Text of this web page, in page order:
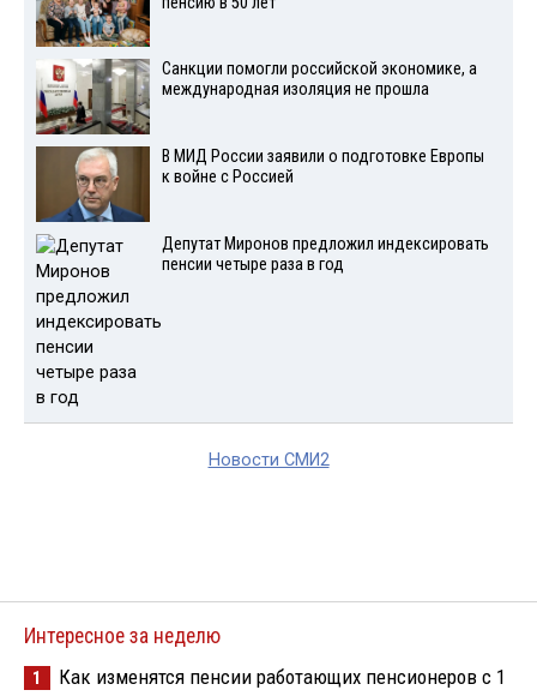
Санкции помогли российской экономике, а
международная изоляция не прошла
В МИД России заявили о подготовке Европы
к войне с Россией
Депутат Миронов предложил индексировать
пенсии четыре раза в год
Новости СМИ2
Интересное за неделю
1
Как изменятся пенсии работающих пенсионеров с 1